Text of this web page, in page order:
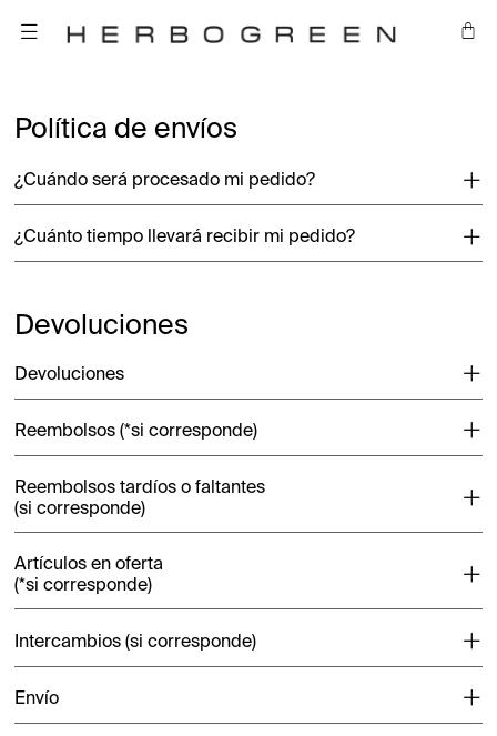
Política de envíos
¿Cuándo será procesado mi pedido?
¿Cuánto tiempo llevará recibir mi pedido?
Devoluciones
Devoluciones
Reembolsos (*si corresponde)
Reembolsos tardíos o faltantes
(si corresponde)
Artículos en oferta
(*si corresponde)
Intercambios (si corresponde)
Envío